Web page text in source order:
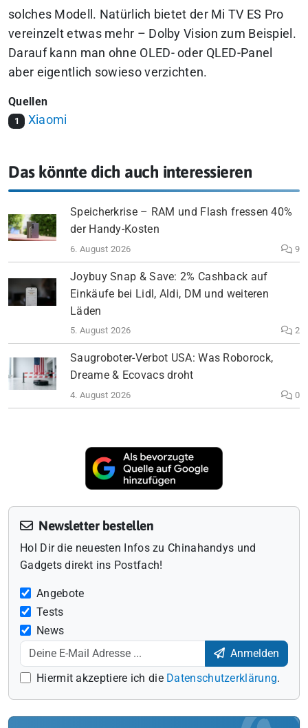
solches Modell. Natürlich bietet der Mi TV ES Pro
vereinzelt etwas mehr – Dolby Vision zum Beispiel.
Darauf kann man ohne OLED- oder QLED-Panel
aber eigentlich sowieso verzichten.
Quellen
1 Xiaomi
Das könnte dich auch interessieren
Speicherkrise – RAM und Flash fressen 40%
der Handy-Kosten
6. August 2026 9
Joybuy Snap & Save: 2% Cashback auf
Einkäufe bei Lidl, Aldi, DM und weiteren
Läden
5. August 2026 2
Saugroboter-Verbot USA: Was Roborock,
Dreame & Ecovacs droht
4. August 2026 0
Newsletter bestellen
Hol Dir die neuesten Infos zu Chinahandys und
Gadgets direkt ins Postfach!
Angebote
Tests
News
Anmelden
Hiermit akzeptiere ich die Datenschutzerklärung.